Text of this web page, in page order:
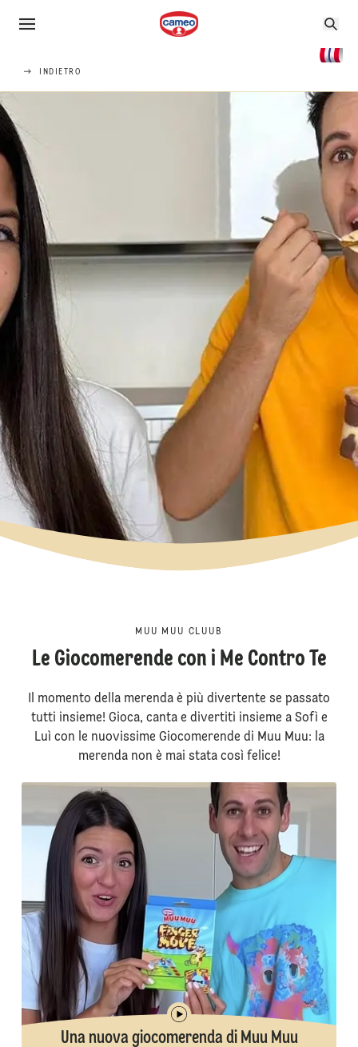
INDIETRO
MUU MUU CLUUB
Le Giocomerende con i Me Contro Te
Il momento della merenda è più divertente se passato
tutti insieme! Gioca, canta e divertiti insieme a Sofì e
Luì con le nuovissime Giocomerende di Muu Muu: la
merenda non è mai stata così felice!
Una nuova giocomerenda di Muu Muu